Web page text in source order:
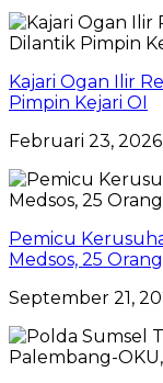
Kajari Ogan Ilir
Pimpin Kejari OI
Februari 23,
Pemicu
Medsos, 25
September 21,